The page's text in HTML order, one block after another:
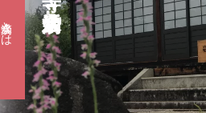
滴水会とは